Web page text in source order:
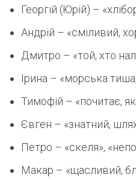
Георгій (Юрій) –
Андрій – «сміливий,
Дмитро – «той, хто
Ірина – «морська
Тимофій – «почитає,
Євген – «знатний,
Петро – «скеля»,
Макар – «щасливий,